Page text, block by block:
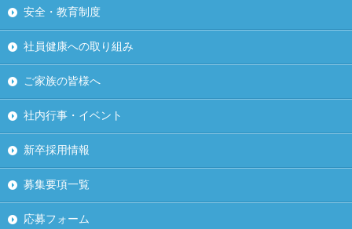
安全・教育制度
社員健康への取り組み
ご家族の皆様へ
社内行事・イベント
新卒採用情報
募集要項一覧
応募フォーム